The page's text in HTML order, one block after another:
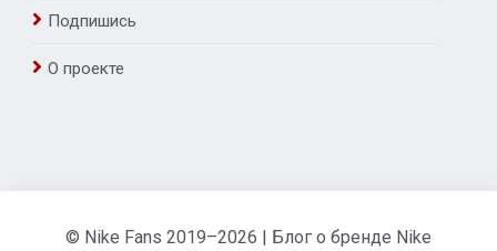
Подпишись
О проекте
© Nike Fans 2019–2026 | Блог о бренде Nike